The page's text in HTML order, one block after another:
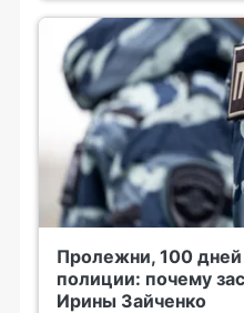
Пролежни, 100
полиции: почему
Ирины Зайченко